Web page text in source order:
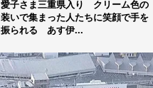
愛子さま三重県入り クリーム色の
装いで集まった人たちに笑顔で手を
振られる あす伊...